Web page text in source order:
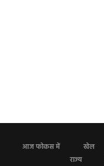
आज फोकस में खेल
राज्य